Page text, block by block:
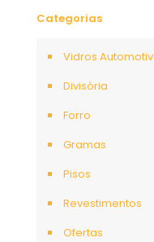
Categorias
Vidros
Divisória
Forro
Gramas
Pisos
Revestimentos
Ofertas